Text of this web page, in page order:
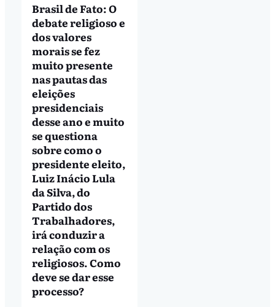
Brasil de Fato: O
debate religioso e
dos valores
morais se fez
muito presente
nas pautas das
eleições
presidenciais
desse ano e muito
se questiona
sobre como o
presidente eleito,
Luiz Inácio Lula
da Silva, do
Partido dos
Trabalhadores,
irá conduzir a
relação com os
religiosos. Como
deve se dar esse
processo?